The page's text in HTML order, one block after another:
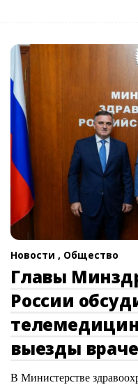
Новости , Общество
Главы
России
выезды
В Министерстве